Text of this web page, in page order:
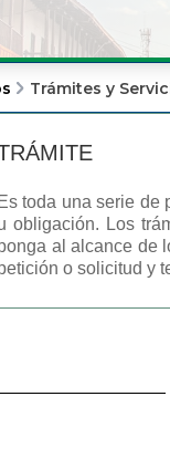
Trámites y
Es toda una serie de
obligación. Los
al alcance de
o solicitud y